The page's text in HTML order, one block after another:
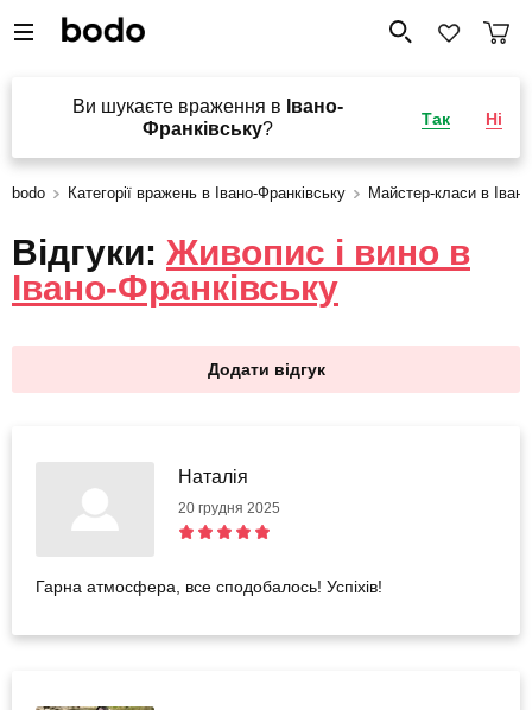
Ви шукаєте враження в Івано-
Франківську?
Так Ні
bodo Категорії вражень в Івано-Франківську Майстер-класи в
Відгуки: Живопис і вино в
Івано-Франківську
Додати відгук
Наталія
20 грудня 2025
Гарна атмосфера, все сподобалось! Успіхів!